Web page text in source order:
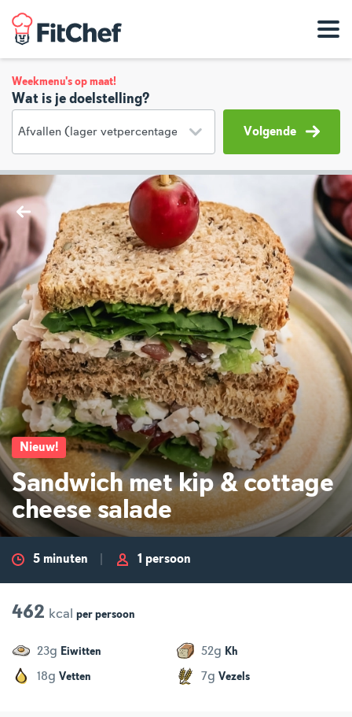
Weekmenu's op maat!
Wat is je doelstelling?
Volgende
Nieuw!
Sandwich met kip & cottage
cheese salade
5 minuten 1 persoon
462 kcal per persoon
23g Eiwitten 52g Kh
18g Vetten 7g Vezels